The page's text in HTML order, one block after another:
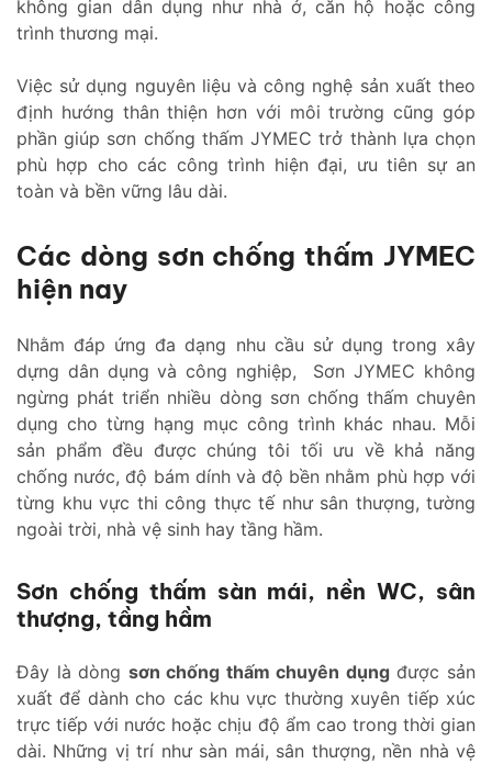
không gian dân dụng như nhà ở, căn hộ hoặc công
trình thương mại.
Việc sử dụng nguyên liệu và công nghệ sản xuất theo
định hướng thân thiện hơn với môi trường cũng góp
phần giúp sơn chống thấm JYMEC trở thành lựa chọn
phù hợp cho các công trình hiện đại, ưu tiên sự an
toàn và bền vững lâu dài.
Các dòng sơn chống thấm JYMEC
hiện nay
Nhằm đáp ứng đa dạng nhu cầu sử dụng trong xây
dựng dân dụng và công nghiệp, Sơn JYMEC không
ngừng phát triển nhiều dòng sơn chống thấm chuyên
dụng cho từng hạng mục công trình khác nhau. Mỗi
sản phẩm đều được chúng tôi tối ưu về khả năng
chống nước, độ bám dính và độ bền nhằm phù hợp với
từng khu vực thi công thực tế như sân thượng, tường
ngoài trời, nhà vệ sinh hay tầng hầm.
Sơn chống thấm sàn mái, nền WC, sân
thượng, tầng hầm
Đây là dòng sơn chống thấm chuyên dụngđược sản
xuất để dành cho các khu vực thường xuyên tiếp xúc
trực tiếp với nước hoặc chịu độ ẩm cao trong thời gian
dài. Những vị trí như sàn mái, sân thượng, nền nhà vệ